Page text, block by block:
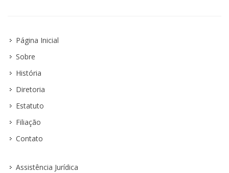
Página Inicial
Sobre
História
Diretoria
Estatuto
Filiação
Contato
Assistência Jurídica